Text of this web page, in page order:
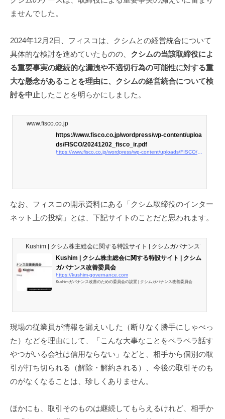
ませんでした。
2024年12月2日、フィスコは、クシムとの経営統合について
具体的な検討を進めていたものの、 クシムの当該取締役によ
る重要事実の継続的な漏洩や不適切行為の可能性に対する重
大な懸念があることを理由に、クシムの経営統合について検
討を中止 したことを明らかにしました。
www.fisco.co.jp
https://www.fisco.co.jp/wordpress/wp-content/uploa
ds/FISCO/20241202_fisco_ir.pdf
なお、フィスコの開示資料にある「クシム取締役のインター
ネット上の投稿」とは、下記サイトのことだと思われます。
Kushim | クシム株主総会に関する特設サイト | クシムガバナンス改善委員
Kushim | クシム株主総会に関する特設サイト | クシム
ガバナンス改善委員会
https://kushim-governance.com
Kushimガバナンス改善のための委員会の設置 | クシムガバナンス改善委員会
現場の従業員が情報を漏えいした（断りなく勝手にしゃべっ
た）などを理由にして、「こんな大事なことをペラペラ話す
やつがいる会社は信用ならない」などと、相手から個別の取
引が打ち切られる（解除・解約される）、今後の取引そのも
のがなくなることは、珍しくありません。
ほかにも、取引そのものは継続してもらえるけれど、相手か